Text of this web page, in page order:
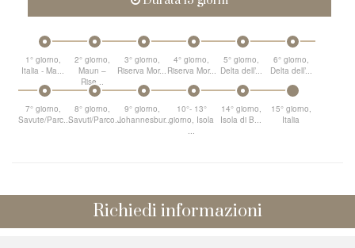
1° giorno,
Italia - Ma...
2° giorno,
Maun –
Rise...
3° giorno,
Riserva Mor...
4° giorno,
Riserva Mor...
5° giorno,
Delta dell’...
6° giorno,
Delta dell’...
7° giorno,
Savute/Parc...
8° giorno,
Savuti/Parco...
9° giorno,
Johannesbur...
10°- 13°
giorno, Isola
...
14° giorno,
Isola di B...
15° giorno,
Italia
Richiedi informazioni